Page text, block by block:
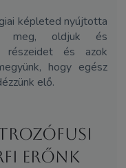
képleted nyújtotta
meg, oldjuk és
részeidet és azok
hogy egész
elő.
erőnk